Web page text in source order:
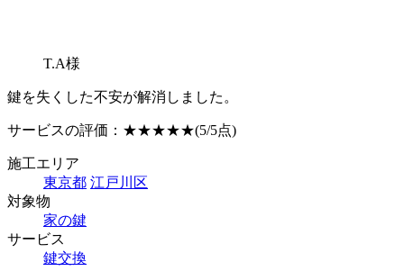
T.A様
鍵を失くした不安が解消しました。
サービスの評価： ★★★★★(5/5点)
施工エリア
東京都 江戸川区
対象物
家の鍵
サービス
鍵交換